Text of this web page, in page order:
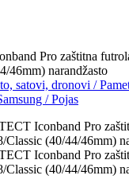
Pro zaštitna
46mm) narandžasto
satovi, dronovi /
/Pojas